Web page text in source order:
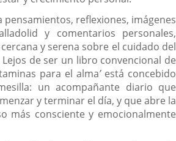
pensamientos, reflexiones, imágenes
y comentarios personales,
y serena sobre el cuidado del
de ser un libro convencional de
para el alma’está concebido
un acompañante diario que
y terminar el día, y que abre la
más consciente y emocionalmente